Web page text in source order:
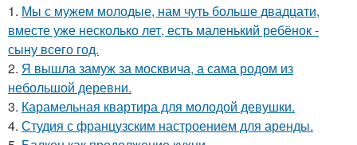
1. Мы с мужем молодые, нам чуть больше двадцати,
вместе уже несколько лет, есть маленький ребёнок -
сыну всего год.
2. Я вышла замуж за москвича, а сама родом из
небольшой деревни.
3. Карамельная квартира для молодой девушки.
4. Студия с французским настроением для аренды.